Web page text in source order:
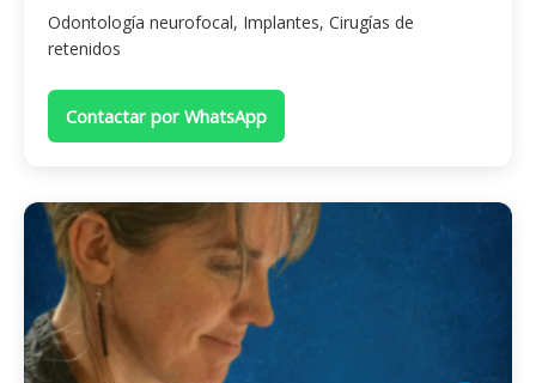
Odontología neurofocal, Implantes, Cirugías de
retenidos
Contactar por WhatsApp